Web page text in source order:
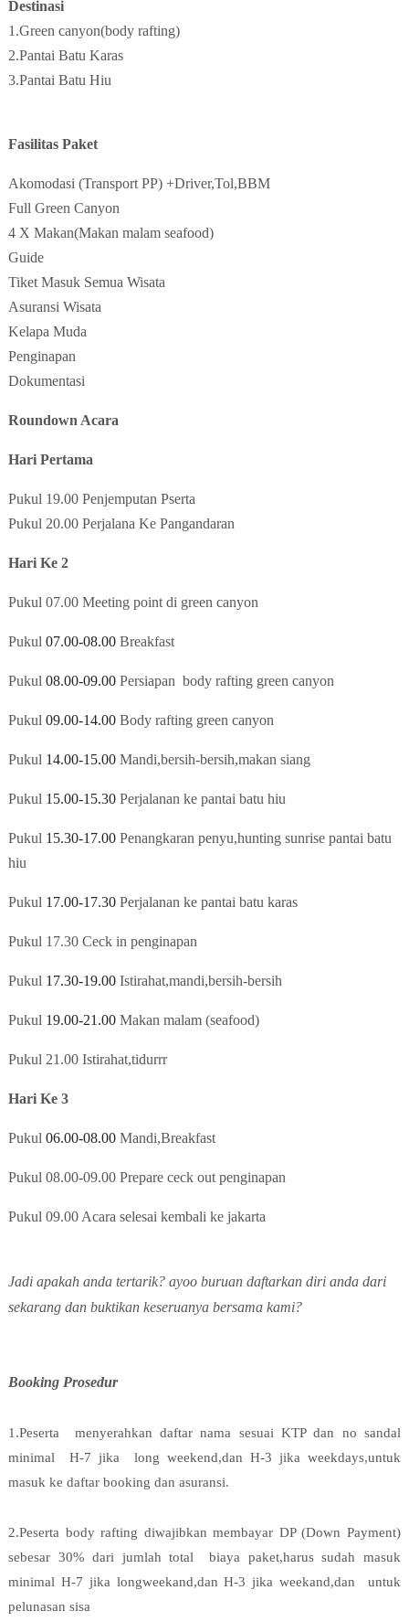
Destinasi
1.Green canyon(body rafting)
2.Pantai Batu Karas
3.Pantai Batu Hiu
Fasilitas Paket
Akomodasi (Transport PP) +Driver,Tol,BBM
Full Green Canyon
4 X Makan(Makan malam seafood)
Guide
Tiket Masuk Semua Wisata
Asuransi Wisata
Kelapa Muda
Penginapan
Dokumentasi
Roundown Acara
Hari Pertama
Pukul 19.00 Penjemputan Pserta
Pukul 20.00 Perjalana Ke Pangandaran
Hari Ke 2
Pukul 07.00 Meeting point di green canyon
Pukul 07.00-08.00Breakfast
Pukul 08.00-09.00Persiapan body rafting green canyon
Pukul 09.00-14.00Body rafting green canyon
Pukul 14.00-15.00Mandi,bersih-bersih,makan siang
Pukul 15.00-15.30Perjalanan ke pantai batu hiu
Pukul 15.30-17.00Penangkaran penyu,hunting sunrise pantai batu
hiu
Pukul 17.00-17.30Perjalanan ke pantai batu karas
Pukul 17.30 Ceck in penginapan
Pukul 17.30-19.00Istirahat,mandi,bersih-bersih
Pukul 19.00-21.00Makan malam (seafood)
Pukul 21.00 Istirahat,tidurrr
Hari Ke 3
Pukul 06.00-08.00Mandi,Breakfast
Pukul 08.00-09.00 Prepare ceck out penginapan
Pukul 09.00 Acara selesai kembali ke jakarta
Jadi apakah anda tertarik? ayoo buruan daftarkan diri anda dari
sekarang dan buktikan keseruanya bersama kami?
Booking Prosedur
1.Peserta menyerahkan daftar nama sesuai KTP dan no sandal
minimal H-7 jika long weekend,dan H-3 jika weekdays,untuk
masuk ke daftar booking dan asuransi.
2.Peserta body rafting diwajibkan membayar DP (Down Payment)
sebesar 30% dari jumlah total biaya paket,harus sudah masuk
minimal H-7 jika longweekand,dan H-3 jika weekand,dan untuk
pelunasan sisa